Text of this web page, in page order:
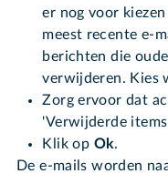
er nog voor
meest recente e-
berichten die
verwijderen. Kies
Zorg ervoor dat
'Verwijderde
Klik op Ok.
De e-mails worden